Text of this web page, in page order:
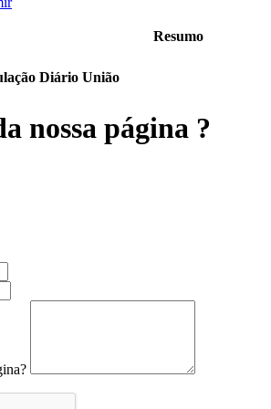
Resumo
Diário União
nossa página ?